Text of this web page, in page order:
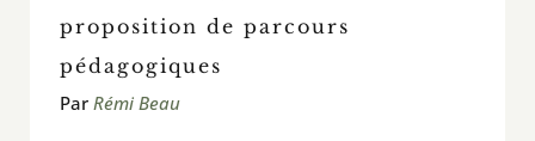
proposition de parcours
pédagogiques
Par Rémi Beau